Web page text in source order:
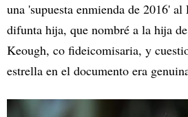
una 'supuesta enmienda de 2016'
difunta hija, que nombré a la hija
Keough, co fideicomisaria, y
estrella en el documento era